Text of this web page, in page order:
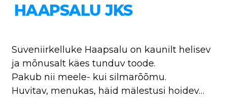
HAAPSALU JKS
Suveniirkelluke Haapsalu on kaunilt helisev
ja mõnusalt käes tunduv toode.
Pakub nii meele- kui silmarõõmu.
Huvitav, menukas, häid mälestusi hoidev…